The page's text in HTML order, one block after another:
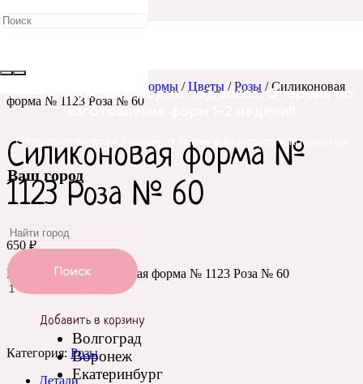
Все силиконовые формы под заказ. Очередь на
изготовление форм 1-2 недели!!
Отправка по всей России, а также в Беларусь и Казахстан
Ваш город
Поиск
Волгоград
Воронеж
Екатеринбург
Силиконовые формы /Цветы /Розы / Силиконовая
форма № 1123 Роза № 60
Силиконовая форма №
1123 Роза № 60
650 ₽
Количество Силиконовая форма № 1123 Роза № 60
Добавить в корзину
Категория: Розы
Детали